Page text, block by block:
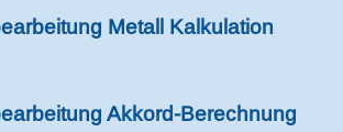
Metall Kalkulation
Akkord-Berechnung